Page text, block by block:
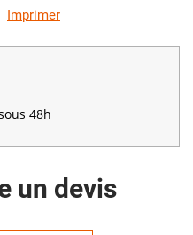
Imprimer
48h
un devis